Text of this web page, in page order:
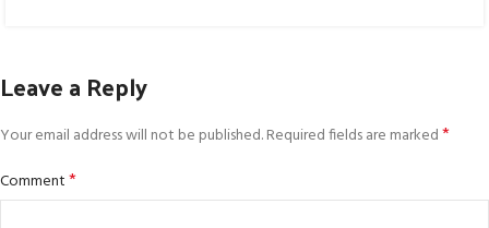
Leave a Reply
Your email address will not be published.Required fields are marked*
Comment*